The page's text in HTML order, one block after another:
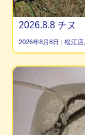
2026.8.8 チヌ
2026年8月8日 | 松江店